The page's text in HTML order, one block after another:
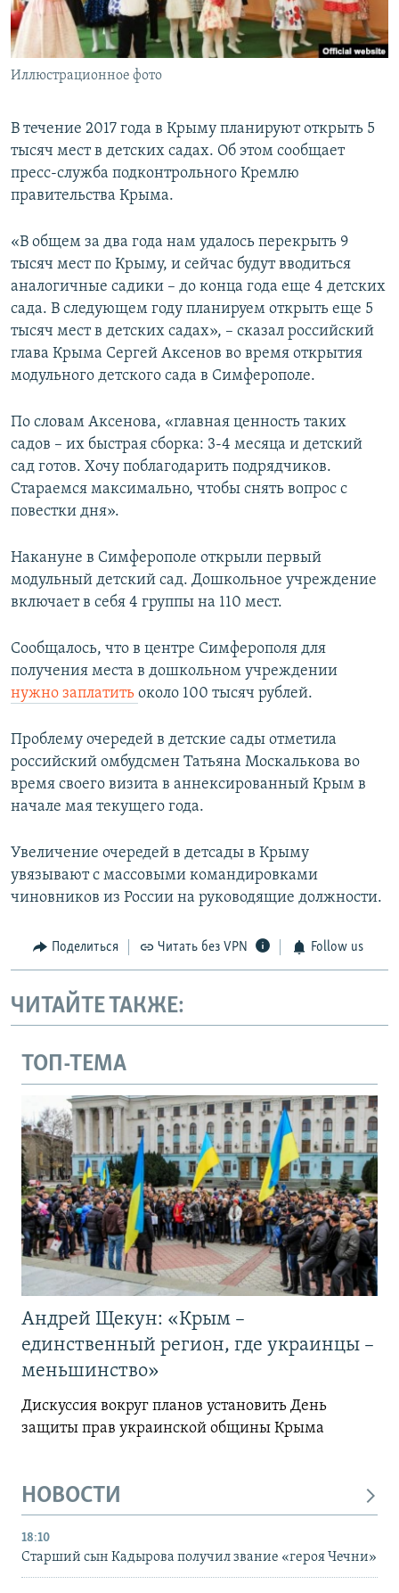
ПОБЕДИТЕЛЕЙ НЕ СУДЯТ?
КРЫМ.НЕПОКОРЕННЫЙ
ELIFBE
ПРИСОЕДИНЯЙТЕСЬ!
Все сайты RFE/RL
Иллюстрационное фото
В течение 2017 года в Крыму планируют открыть 5
тысяч мест в детских садах. Об этом сообщает
пресс-служба подконтрольного Кремлю
правительства Крыма.
«В общем за два года нам удалось перекрыть 9
тысяч мест по Крыму, и сейчас будут вводиться
аналогичные садики – до конца года еще 4 детских
сада. В следующем году планируем открыть еще 5
тысяч мест в детских садах», – сказал российский
глава Крыма Сергей Аксенов во время открытия
модульного детского сада в Симферополе.
По словам Аксенова, «главная ценность таких
садов – их быстрая сборка: 3-4 месяца и детский
сад готов. Хочу поблагодарить подрядчиков.
Стараемся максимально, чтобы снять вопрос с
повестки дня».
Накануне в Симферополе открыли первый
модульный детский сад. Дошкольное учреждение
включает в себя 4 группы на 110 мест.
Сообщалось, что в центре Симферополя для
получения места в дошкольном учреждении
нужно заплатить около 100 тысяч рублей.
Проблему очередей в детские сады отметила
российский омбудсмен Татьяна Москалькова во
время своего визита в аннексированный Крым в
начале мая текущего года.
Увеличение очередей в детсады в Крыму
увязывают с массовыми командировками
чиновников из России на руководящие должности.
Поделиться Читать без VPN Follow us
ЧИТАЙТЕ ТАКЖЕ:
ТОП-ТЕМА
Андрей Щекун: «Крым –
единственный регион, где украинцы –
меньшинство»
Дискуссия вокруг планов установить День
защиты прав украинской общины Крыма
НОВОСТИ
18:10
Старший сын Кадырова получил звание «героя Чечни»